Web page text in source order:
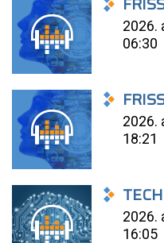
2026.
06:30
2026.
18:21
2026.
16:05